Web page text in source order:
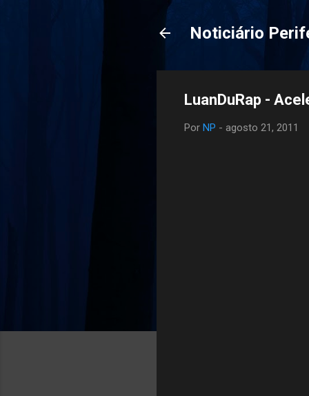
Noticiário
LuanDuRap -
Por NP - agosto 21, 2011